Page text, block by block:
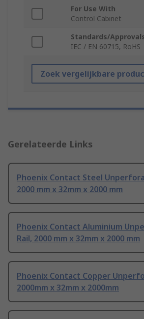
For Use With
Control Cabinet
Standards/
IEC / EN 60715, RoHS
Zoek vergelijkbare
Gerelateerde Links
Phoenix Contact Steel
2000 mm x 32mm x 2000 mm
Phoenix Contact Aluminium
Rail, 2000 mm x 32mm x 2000 mm
Phoenix Contact Copper
2000mm x 32mm x 2000mm